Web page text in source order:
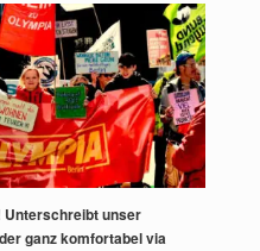
Unterschreibt unser
ganz komfortabel via